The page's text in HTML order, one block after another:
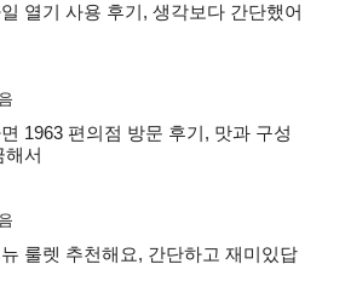
열기 사용 후기, 생각보다 간단했어
1963 편의점 방문 후기, 맛과 구성
해서
룰렛 추천해요, 간단하고 재미있답